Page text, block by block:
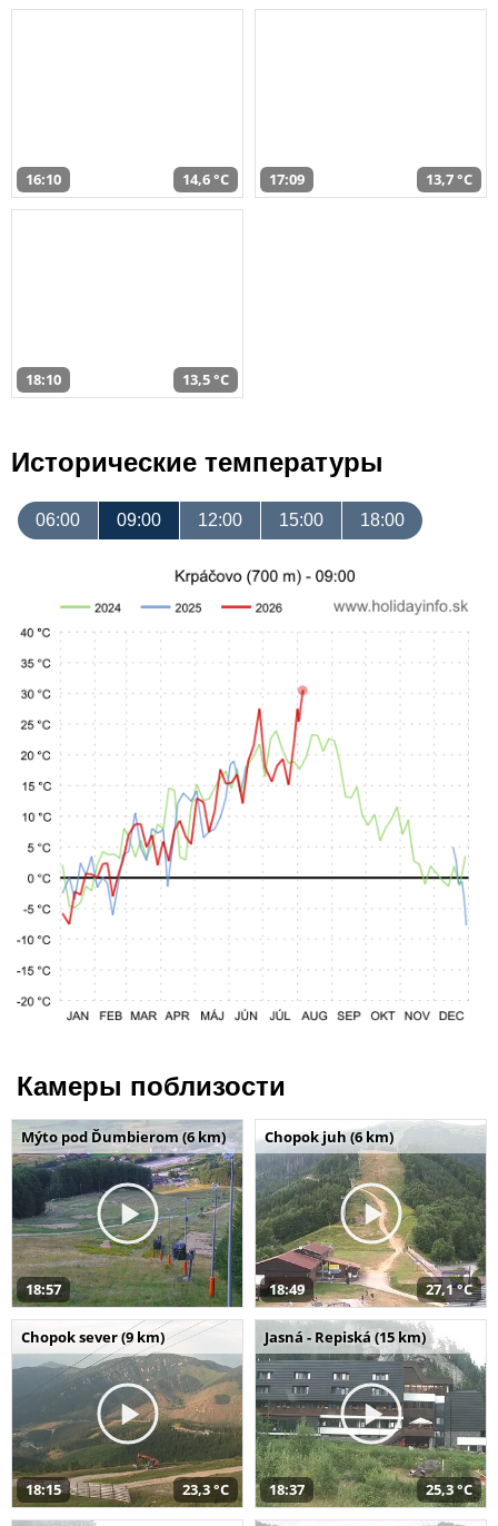
16:10 14,6 °C 17:09 13,7 °C
18:10 13,5 °C
Исторические температуры
06:00 09:00 12:00 15:00 18:00
Камеры поблизости
Mýto pod Ďumbierom (6 km)
18:57
Chopok juh (6 km)
18:49 27,1 °C
Chopok sever (9 km)
18:15 23,3 °C
Jasná - Repiská (15 km)
18:37 25,3 °C